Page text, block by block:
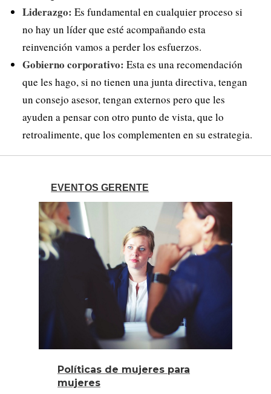
Liderazgo: Es fundamental en cualquier proceso si
no hay un líder que esté acompañando esta
reinvención vamos a perder los esfuerzos.
Gobierno corporativo: Esta es una recomendación
que les hago, si no tienen una junta directiva, tengan
un consejo asesor, tengan externos pero que les
ayuden a pensar con otro punto de vista, que lo
retroalimente, que los complementen en su estrategia.
EVENTOS GERENTE
Políticas de mujeres para
mujeres